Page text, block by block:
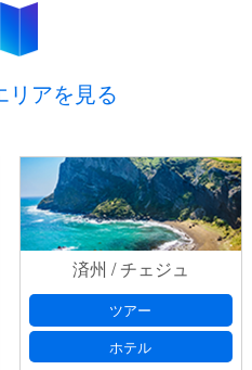
リアを見る
済州 / チェジュ
ツアー
ホテル